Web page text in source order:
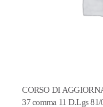
CORSO DI
37 comma 11 D.Lgs 81/